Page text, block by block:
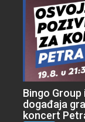
Bingo
događaja
koncert